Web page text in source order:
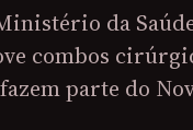
da
combos
parte do